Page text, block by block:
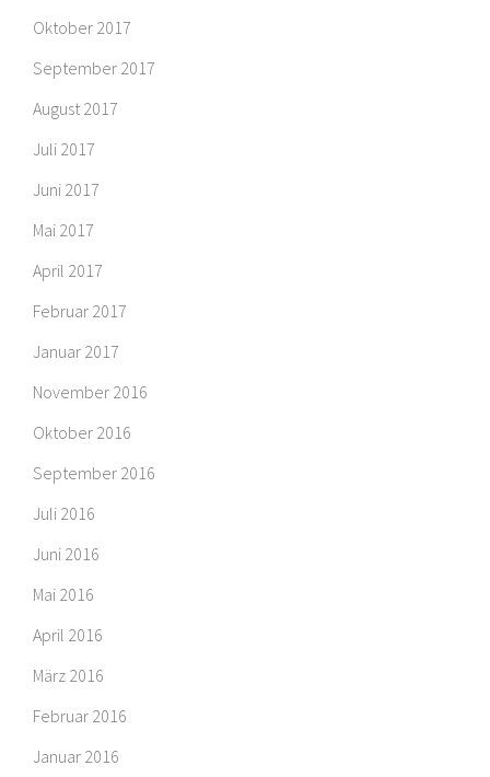
Oktober 2017
September 2017
August 2017
Juli 2017
Juni 2017
Mai 2017
April 2017
Februar 2017
Januar 2017
November 2016
Oktober 2016
September 2016
Juli 2016
Juni 2016
Mai 2016
April 2016
März 2016
Februar 2016
Januar 2016